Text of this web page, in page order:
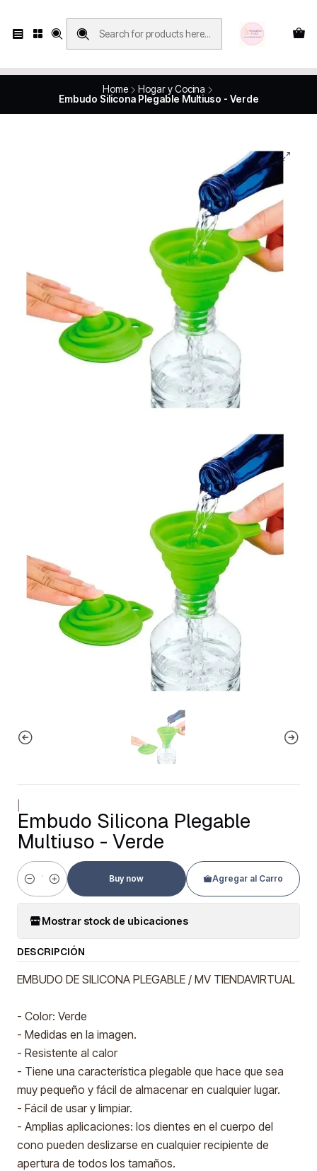
Home
Hogar y Cocina
Embudo Silicona Plegable Multiuso - Verde
Embudo Silicona Plegable
Multiuso - Verde
Cantidad
Agregar al Carro
Buy now
Mostrar stock de ubicaciones
DESCRIPCIÓN
EMBUDO DE SILICONA PLEGABLE / MV TIENDAVIRTUAL
- Color: Verde
- Medidas en la imagen.
- Resistente al calor
- Tiene una característica plegable que hace que sea
muy pequeño y fácil de almacenar en cualquier lugar.
- Fácil de usar y limpiar.
- Amplias aplicaciones: los dientes en el cuerpo del
cono pueden deslizarse en cualquier recipiente de
apertura de todos los tamaños.